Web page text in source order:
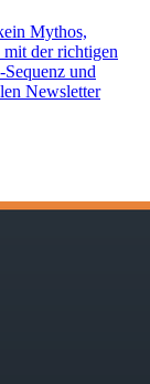
Mythos,
der richtigen
und
Newsletter